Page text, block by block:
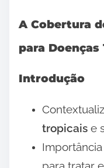
A Cobertura
para
Introdução
tropicais e